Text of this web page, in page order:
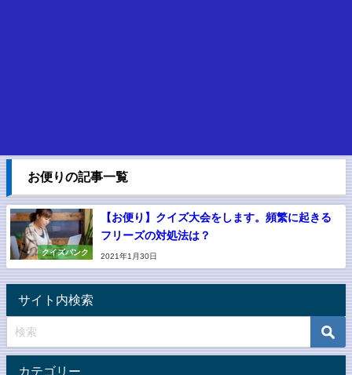
お便りの記事一覧
クイズバンク
【お便り】クイズ大会をします。頻繁に起きる
フリーズの対処法は？
2021年1月30日
サイト内検索
カテゴリー